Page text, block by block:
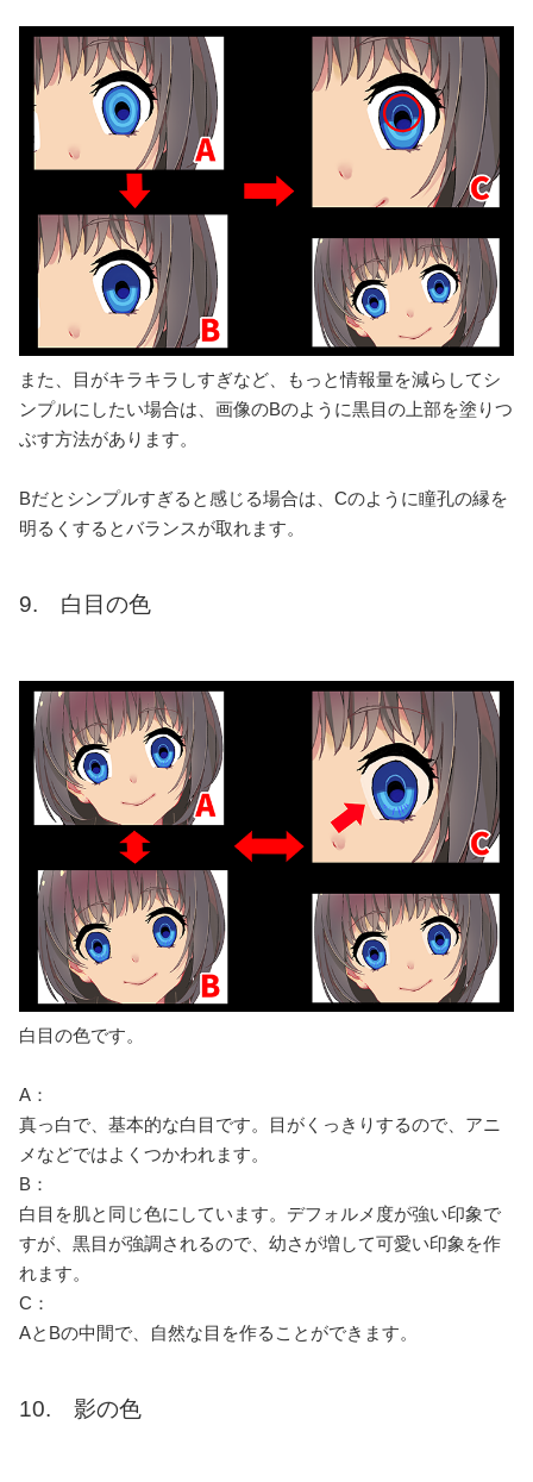
また、目がキラキラしすぎなど、もっと情報量を減らしてシ
ンプルにしたい場合は、画像のBのように黒目の上部を塗りつ
ぶす方法があります。
Bだとシンプルすぎると感じる場合は、Cのように瞳孔の縁を
明るくするとバランスが取れます。
9. 白目の色
白目の色です。
A：
真っ白で、基本的な白目です。目がくっきりするので、アニ
メなどではよくつかわれます。
B：
白目を肌と同じ色にしています。デフォルメ度が強い印象で
すが、黒目が強調されるので、幼さが増して可愛い印象を作
れます。
C：
AとBの中間で、自然な目を作ることができます。
10. 影の色